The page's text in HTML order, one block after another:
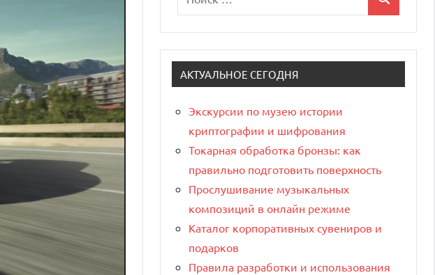
для:
Поиск
АКТУАЛЬНОЕ СЕГОДНЯ
Экскурсии по музею истории
криптографии и шифрования
Токарная обработка бронзы: как
правильно подготовить поверхность
Прослушивание музыкальных
композиций в онлайн режиме
Каталог корпоративных сувениров и
подарков
Правила разработки и использования